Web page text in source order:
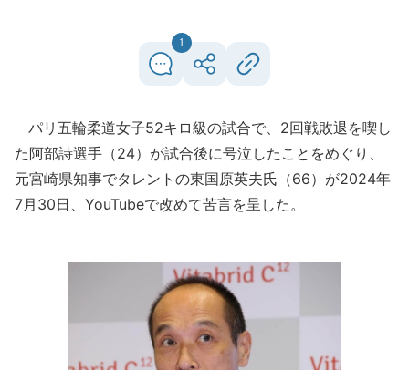
1
パリ五輪柔道女子52キロ級の試合で、2回戦敗退を喫し
た阿部詩選手（24）が試合後に号泣したことをめぐり、
元宮崎県知事でタレントの東国原英夫氏（66）が2024年
7月30日、YouTubeで改めて苦言を呈した。